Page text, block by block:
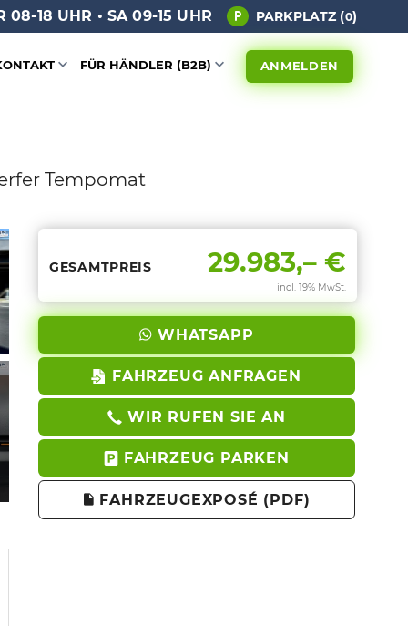
08-18 UHR • SA 09-15 UHR PARKPLATZ (0)
FÜR HÄNDLER (B2B) ANMELDEN
Tempomat
GESAMTPREIS 29.983,– €
incl. 19% MwSt.
WHATSAPP
FAHRZEUG ANFRAGEN
WIR RUFEN SIE AN
FAHRZEUG PARKEN
FAHRZEUGEXPOSÉ (PDF)